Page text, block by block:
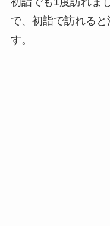
で、初詣で訪れる
す。